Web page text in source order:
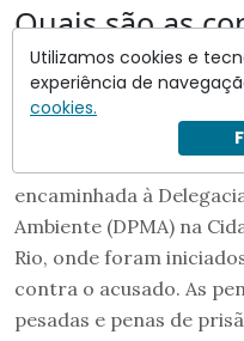
Quais são as
para os
Infratores envolvidos
uma série de
nacionais e
encaminhada à
Ambiente (DPMA) na
Rio, onde foram
contra o acusado. As
pesadas e penas de
Utilizamos cookies e
experiência de
cookies.